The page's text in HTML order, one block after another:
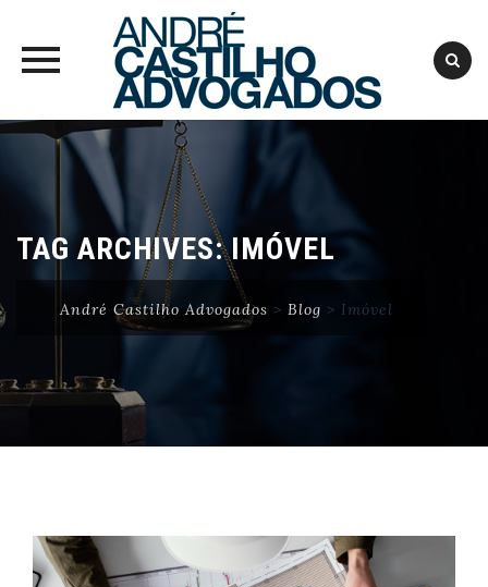
Skip
TAG ARCHIVES:IMÓVEL
André Castilho Advogados > Blog > Imóvel